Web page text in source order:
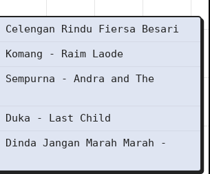
Celengan Rindu Fiersa Besari
- Raim Laode
- Andra and The
Duka - Last Child
Jangan Marah Marah -